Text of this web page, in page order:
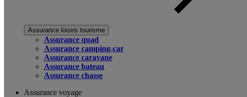
Assurance loisirs tourisme
Assurance quad
Assurance camping-car
Assurance caravane
Assurance bateau
Assurance chasse
Assurance voyage